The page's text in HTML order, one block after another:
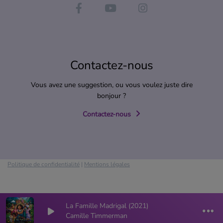
La Famille Madrigal (2021)
Camille Timmerman
0
Contactez-nous
Vous avez une suggestion, ou vous voulez juste dire
bonjour ?
Contactez-nous
Politique de confidentialité | Mentions légales